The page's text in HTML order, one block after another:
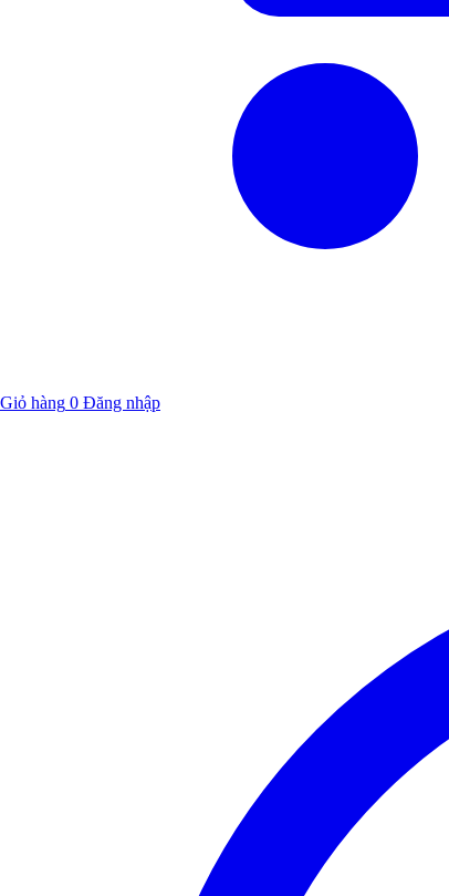
Giỏ hàng 0 Đăng nhập